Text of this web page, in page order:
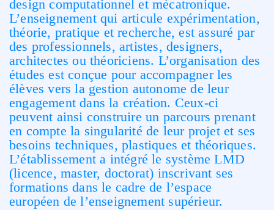
design computationnel et mécatronique.
L’enseignement qui articule expérimentation,
théorie, pratique et recherche, est assuré par
des professionnels, artistes, designers,
architectes ou théoriciens. L’organisation des
études est conçue pour accompagner les
élèves vers la gestion autonome de leur
engagement dans la création. Ceux-ci
peuvent ainsi construire un parcours prenant
en compte la singularité de leur projet et ses
besoins techniques, plastiques et théoriques.
L’établissement a intégré le système LMD
(licence, master, doctorat) inscrivant ses
formations dans le cadre de l’espace
européen de l’enseignement supérieur.